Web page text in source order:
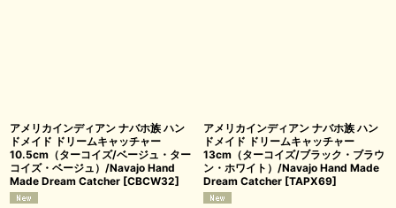
アメリカインディアン ナバホ族 ハン
ドメイド ドリームキャッチャー
10.5cm（ターコイズ/ベージュ・ター
コイズ・ベージュ）/Navajo Hand
Made Dream Catcher [CBCW32]
アメリカインディアン ナバホ族 ハン
ドメイド ドリームキャッチャー
13cm（ターコイズ/ブラック・ブラウ
ン・ホワイト）/Navajo Hand Made
Dream Catcher [TAPX69]